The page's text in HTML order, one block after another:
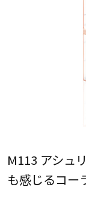
M113 アシュ
も感じるコー